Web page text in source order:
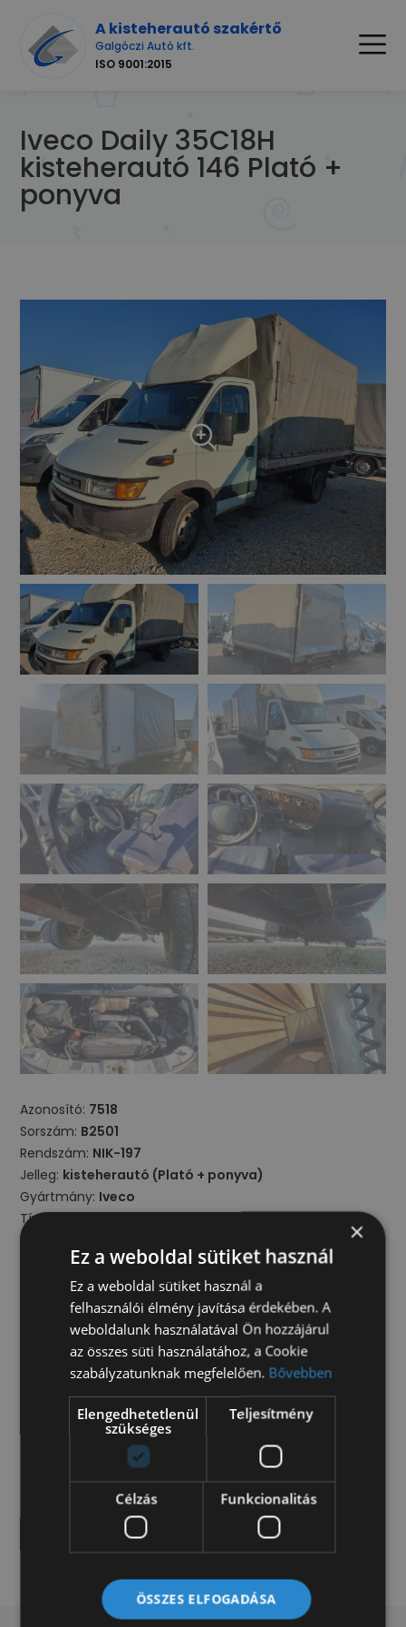
A kisteherautó szakértő
Galgóczi Autó kft.
ISO 9001:2015
Iveco Daily 35C18H
kisteherautó 146 Plató +
ponyva
Azonosító: 7518
Sorszám: B2501
Rendszám: NIK-197
Jelleg: kisteherautó (Plató + ponyva)
Gyártmány: Iveco
Típus:
Első forgalomba helyezés:
Hengerűrtartalom:2800 cm3
Teljesítmény:146
Szállítható személyek:3
fehér
Kiegészítők
emelőhátfal
3.980.000 Ft
Ajánlatot kérek
×
Ez a weboldal sütiket használ
Ez a weboldal sütiket használ a
felhasználói élmény javítása érdekében. A
weboldalunk használatával Ön hozzájárul
az összes süti használatához, a Cookie
szabályzatunknak megfelelően. Bővebben
Elengedhetetlenül
szükséges
Teljesítmény
Célzás Funkcionalitás
ÖSSZES ELFOGADÁSA